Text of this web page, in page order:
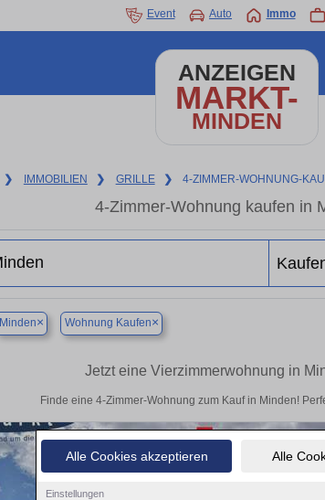
Alle Cookies akzeptieren Alle
Einstellungen
Event Auto Immo
ANZEIGEN
MARKT-
MINDEN
❯ IMMOBILIEN ❯ GRILLE ❯ 4-ZIMMER-WOHNUNG-
4-Zimmer-Wohnung kaufen in
Minden× Wohnung Kaufen×
Jetzt eine Vierzimmerwohnung in
Finde eine 4-Zimmer-Wohnung zum Kauf in Minden!